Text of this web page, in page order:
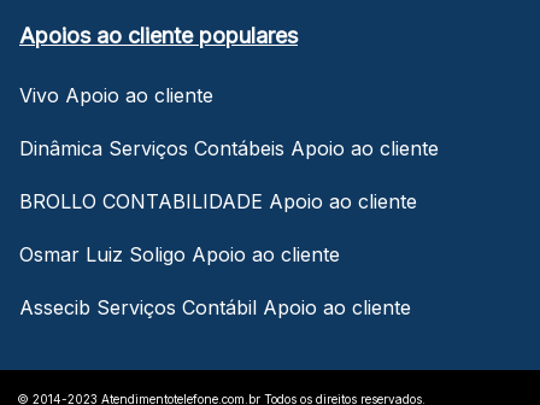
Apoios ao cliente populares
Vivo Apoio ao cliente
Dinâmica Serviços Contábeis Apoio ao cliente
BROLLO CONTABILIDADE Apoio ao cliente
Osmar Luiz Soligo Apoio ao cliente
Assecib Serviços Contábil Apoio ao cliente
© 2014-2023 Atendimentotelefone.com.br Todos os direitos reservados.